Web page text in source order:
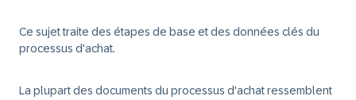
Ce sujet traite des étapes de base et des données clés du
processus d'achat.
La plupart des documents du processus d'achat ressemblent